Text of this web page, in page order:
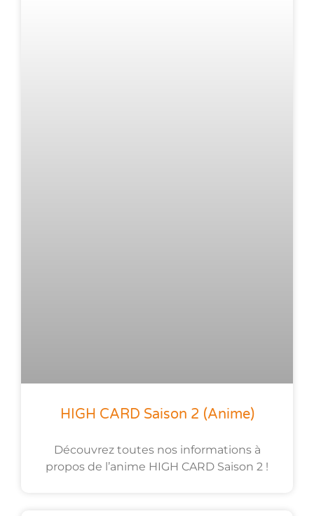
HIGH CARD Saison 2 (anime)
Découvrez toutes nos informations à
propos de l’anime HIGH CARD Saison 2 !